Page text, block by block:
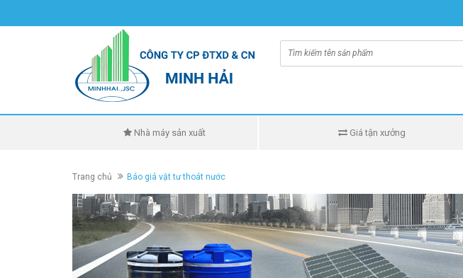
Nhà máy sản xuất Giá tận xưởng
Trang chủ Báo giá vật tư thoát nước